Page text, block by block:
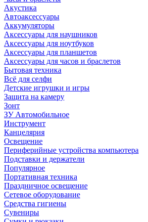
Акустика
Автоаксессуары
Аккумуляторы
Аксессуары для наушников
Аксессуары для ноутбуков
Аксессуары для планшетов
Аксессуары для часов и браслетов
Бытовая техника
Всё для селфи
Детские игрушки и игры
Защита на камеру
Зонт
ЗУ Автомобильное
Инструмент
Канцелярия
Освещение
Периферийные устройства компьютера
Подставки и держатели
Популярное
Портативная техника
Праздничное освещение
Сетевое оборудование
Средства гигиены
Сувениры